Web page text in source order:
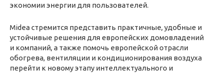
экономии энергии для пользователей.
Midea стремится представить практичные, удобные и
устойчивые решения для европейских домовладений
и компаний, а также помочь европейской отрасли
обогрева, вентиляции и кондиционирования воздуха
перейти к новому этапу интеллектуального и